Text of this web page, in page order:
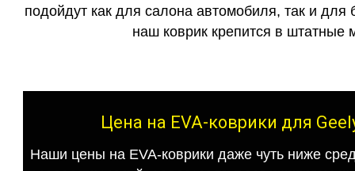
подойдут как для салона автомобиля, так и для
наш коврик крепится в штатные
Цена на EVA-коврики для
Наши цены на EVA-коврики даже чуть ниже